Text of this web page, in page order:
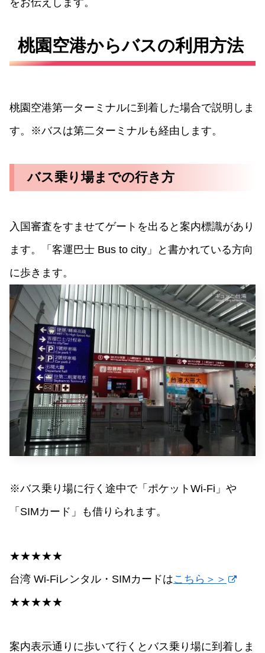
桃園空港からバスの利用方法
桃園空港第一ターミナルに到着した場合で説明しま
す。※バスは第二ターミナルも経由します。
バス乗り場までの行き方
入国審査をすませてゲートを出ると案内標識があり
ます。「客運巴士 Bus to city」と書かれている方向
に歩きます。
※バス乗り場に行く途中で「ポケットWi-Fi」や
「SIMカード」も借りられます。
★★★★★
台湾 Wi-Fiレンタル・SIMカードはこちら＞＞
★★★★★
案内表示通りに歩いて行くとバス乗り場に到着しま